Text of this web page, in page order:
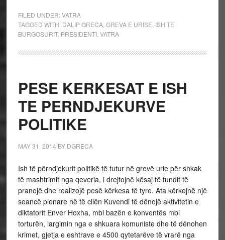
FILED UNDER:VATRA
TAGGED WITH: DALIP GRECA, GREVA E URISE ISH TE
BURGOSURIT, PRESIDENTI, VATRA
PESE KERKESAT E ISH
TE PERNDJEKURVE
POLITIKE
MAY 31, 2014 BY DGRECA
Ish të përndjekurit politikë të futur në grevë urie për shkak
të mashtrimit nga qeveria, i drejtojnë kësaj të fundit të
pranojë dhe realizojë pesë kërkesa të tyre. Ata kërkojnë një
seancë plenare në të cilën Kuvendi të dënojë aktivitetin e
diktatorit Enver Hoxha, mbi bazën e konventës mbi
torturën, largimin nga e shkuara komuniste dhe të dënohen
krimet, gjetja e eshtrave e 4500 qytetarëve të vrarë nga